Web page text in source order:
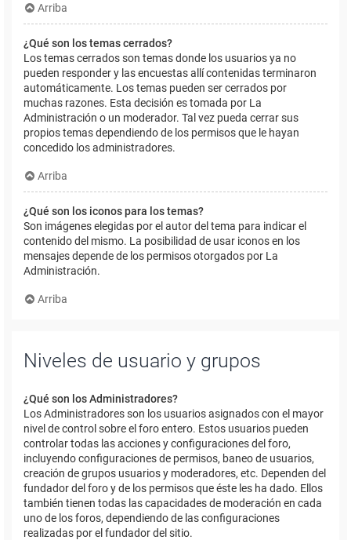
Arriba
¿Qué son los temas cerrados?
Los temas cerrados son temas donde los usuarios ya no
pueden responder y las encuestas allí contenidas terminaron
automáticamente. Los temas pueden ser cerrados por
muchas razones. Esta decisión es tomada por La
Administración o un moderador. Tal vez pueda cerrar sus
propios temas dependiendo de los permisos que le hayan
concedido los administradores.
Arriba
¿Qué son los iconos para los temas?
Son imágenes elegidas por el autor del tema para indicar el
contenido del mismo. La posibilidad de usar iconos en los
mensajes depende de los permisos otorgados por La
Administración.
Arriba
Niveles de usuario y grupos
¿Qué son los Administradores?
Los Administradores son los usuarios asignados con el mayor
nivel de control sobre el foro entero. Estos usuarios pueden
controlar todas las acciones y configuraciones del foro,
incluyendo configuraciones de permisos, baneo de usuarios,
creación de grupos usuarios y moderadores, etc. Dependen del
fundador del foro y de los permisos que éste les ha dado. Ellos
también tienen todas las capacidades de moderación en cada
uno de los foros, dependiendo de las configuraciones
realizadas por el fundador del sitio.